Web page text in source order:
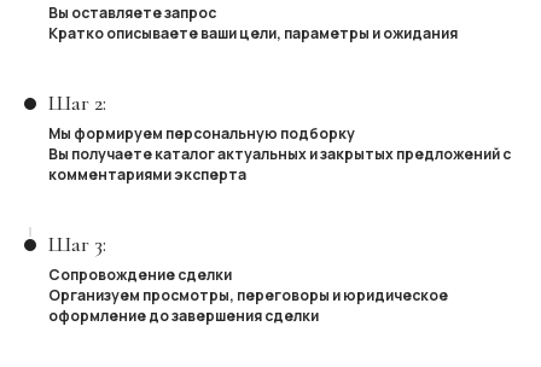
Вы оставляете запрос
Кратко описываете ваши цели, параметры и ожидания
Шаг 2:
Мы формируем персональную подборку
Вы получаете каталог актуальных и закрытых предложений с
комментариями эксперта
Шаг 3:
Сопровождение сделки
Организуем просмотры, переговоры и юридическое
оформление до завершения сделки